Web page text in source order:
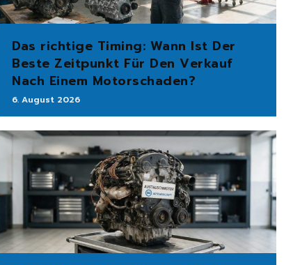
Das richtige Timing: Wann Ist Der
Beste Zeitpunkt Für Den Verkauf
Nach Einem Motorschaden?
6. August 2026